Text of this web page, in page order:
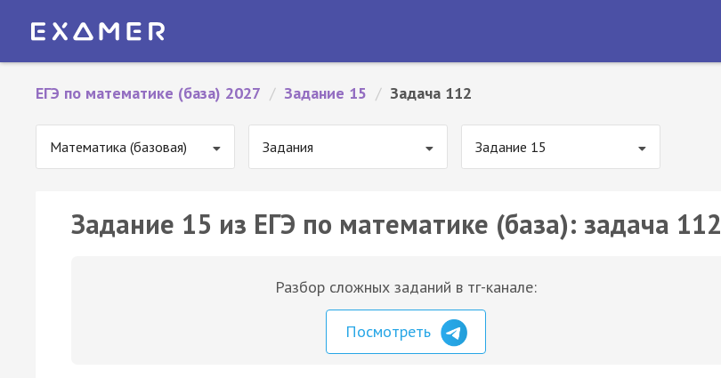
ЕГЭ по математике (база) 2027 / Задание 15 / Задача 112
Математика (базовая) Задания Задание 15
Задание 15 из ЕГЭ по математике (база): задача 112
Разбор сложных заданий в тг-канале:
Посмотреть